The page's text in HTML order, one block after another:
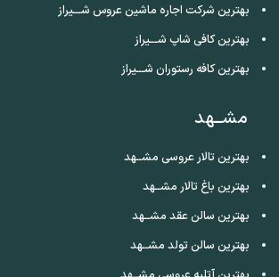
بهترین شرکت اجاره ماشین عروس شـــیراز
بهترین کافی شاپ شـــیراز
بهترین کافه رستوران شـــیراز
مشــهد
بهترین تالار عروسی مشــهد
بهترین باغ تالار مشــهد
بهترین سالن عقد مشــهد
بهترین سالن تولد مشــهد